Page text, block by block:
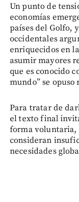
Un punto de
economías
países del Golfo,
occidentales
enriquecidos en
asumir mayores
que es conocido
mundo” se
Para tratar de
el texto final
forma voluntaria,
consideran
necesidades